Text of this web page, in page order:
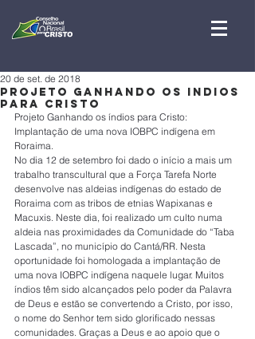
Projeto Ganhando os Indios
para Cristo
20 de set. de 2018
Projeto Ganhando os índios para Cristo:
Implantação de uma nova IOBPC indígena em
Roraima.
No dia 12 de setembro foi dado o início a mais um
trabalho transcultural que a Força Tarefa Norte
desenvolve nas aldeias indígenas do estado de
Roraima com as tribos de etnias Wapixanas e
Macuxis. Neste dia, foi realizado um culto numa
aldeia nas proximidades da Comunidade do “Taba
Lascada”, no município do Cantá/RR. Nesta
oportunidade foi homologada a implantação de
uma nova IOBPC indígena naquele lugar. Muitos
índios têm sido alcançados pelo poder da Palavra
de Deus e estão se convertendo a Cristo, por isso,
o nome do Senhor tem sido glorificado nessas
comunidades. Graças a Deus e ao apoio que o